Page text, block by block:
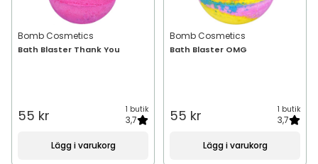
Bomb Cosmetics
Bath Blaster Thank You
55 kr 1 butik
3,7
Lägg i varukorg
Bomb Cosmetics
Bath Blaster OMG
55 kr 1 butik
3,7
Lägg i varukorg